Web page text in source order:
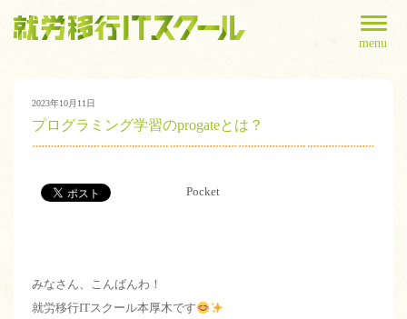
menu
2023年10月11日
プログラミング学習のprogateとは？
Pocket
みなさん、こんばんわ！
就労移行ITスクール本厚木です